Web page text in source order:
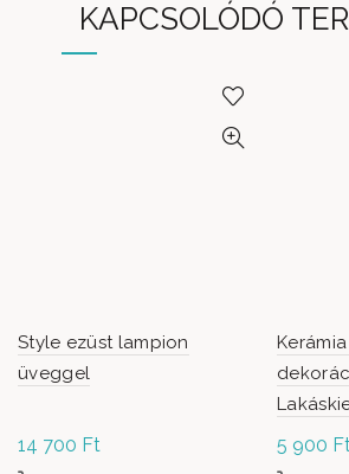
KAPCSOLÓDÓ
Style ezüst lampion
üveggel
14 700 Ft 5 900